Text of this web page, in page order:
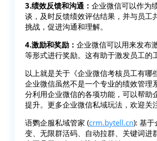
3.绩效反馈和沟通： 企业微信可以作为
谈，及时反馈绩效评估结果，并与员
挑战，促进沟通和理解。
4.激励和奖励： 企业微信可以用来发布
等形式进行奖励。这有助于激发员工的
以上就是关于《企业微信考核员工有哪
企业微信虽然不是一个专业的绩效管
分利用企业微信的各项功能，可以帮
提升。更多企业微信私域玩法，欢迎关
语鹦企服私域管家 (crm.bytell.cn): 基于
变、无限群活码、自动拉群、关键词